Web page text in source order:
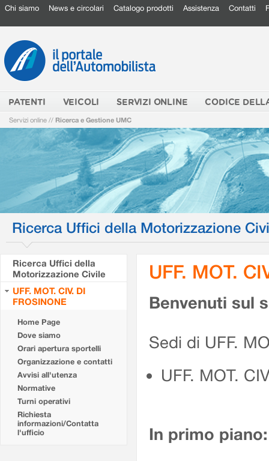
Chi siamo News e circolari Catalogo prodotti Assistenza Contatti
PATENTI VEICOLI SERVIZI ONLINE CODICE
Servizi online // Ricerca e Gestione UMC
Ricerca Uffici della Motorizzazione
Ricerca Uffici della
Motorizzazione Civile
UFF. MOT. CIV. DI
FROSINONE
Home Page
Dove siamo
Orari apertura sportelli
Organizzazione e contatti
Avvisi all'utenza
Normative
Turni operativi
Richiesta
informazioni/Contatta
l'ufficio
UFF. MOT.
Benvenuti sul
Sedi di UFF.
UFF. MOT.
In primo piano: